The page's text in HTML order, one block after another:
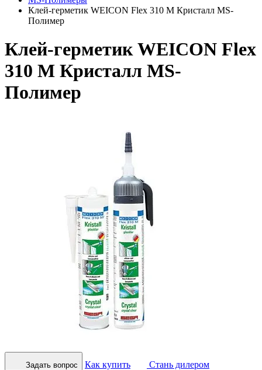
Клей-герметик WEICON Flex 310 M Кристалл MS-
Полимер
Клей-герметик WEICON Flex
310 M Кристалл MS-
Полимер
Задать вопрос Как купить
Стань дилером